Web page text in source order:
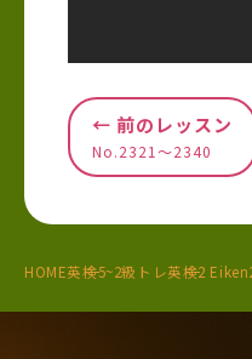
← 前のレッスン
No.2321〜2340
HOME英検5~2級トレ英検2